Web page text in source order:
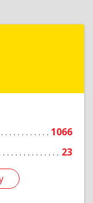
1066
23
Пятигорск г,